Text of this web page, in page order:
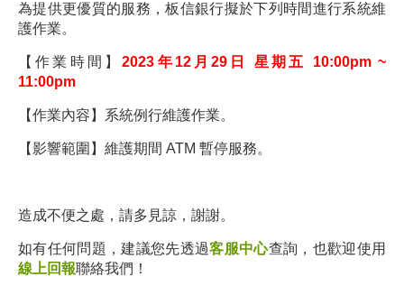
為提供更優質的服務，板信銀行擬於下列時間進行系統維
護作業。
【作業時間】2023年12月29日 星期五 10:00pm ~
11:00pm
【作業內容】系統例行維護作業。
【影響範圍】維護期間 ATM 暫停服務。
造成不便之處，請多見諒，謝謝。
如有任何問題，建議您先透過客服中心查詢，也歡迎使用
線上回報聯絡我們！